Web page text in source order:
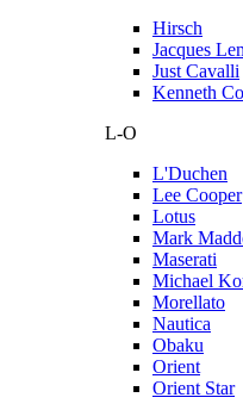
Hirsch
Jacques
Just Cavalli
Kenneth
L-O
L'Duchen
Lee Cooper
Lotus
Mark
Maserati
Michael
Morellato
Nautica
Obaku
Orient
Orient Star